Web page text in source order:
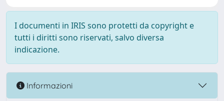
I documenti in IRIS sono protetti da copyright e
tutti i diritti sono riservati, salvo diversa
indicazione.
Informazioni